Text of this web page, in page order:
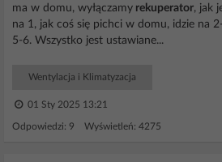
ma w domu, wyłączamy rekuperator, jak
na 1, jak coś się pichci w domu, idzie na
5-6. Wszystko jest ustawiane...
Wentylacja i Klimatyzacja
01 Sty 2025 13:21
Odpowiedzi: 9 Wyświetleń: 4275